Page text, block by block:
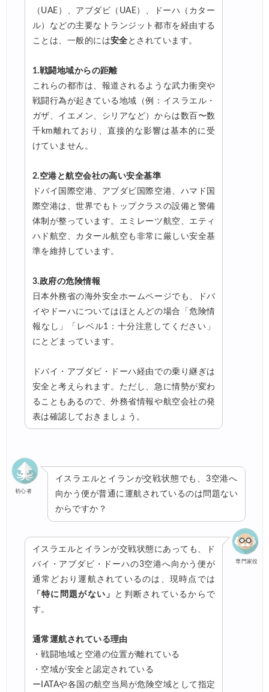
（UAE）、アブダビ（UAE）、ドーハ（カター
ル）などの主要なトランジット都市を経由する
ことは、一般的には安全 とされています。
1.戦闘地域からの距離
これらの都市は、報道されるような武力衝突や
戦闘行為が起きている地域（例：イスラエル・
ガザ、イエメン、シリアなど）からは数百〜数
千km離れており、直接的な影響は基本的に受
けていません。
2.空港と航空会社の高い安全基準
ドバイ国際空港、アブダビ国際空港、ハマド国
際空港は、世界でもトップクラスの設備と警備
体制が整っています。エミレーツ航空、エティ
ハド航空、カタール航空も非常に厳しい安全基
準を維持しています。
3.政府の危険情報
日本外務省の海外安全ホームページでも、ドバ
イやドーハについてはほとんどの場合「危険情
報なし」「レベル1：十分注意してください」
にとどまっています。
ドバイ・アブダビ・ドーハ経由での乗り継ぎは
安全と考えられます。ただし、急に情勢が変わ
ることもあるので、外務省情報や航空会社の発
表は確認しておきましょう。
初心者
イスラエルとイランが交戦状態でも、3空港へ
向かう便が普通に運航されているのは問題ない
からですか？
専門家役
イスラエルとイランが交戦状態にあっても、ド
バイ・アブダビ・ドーハの3空港へ向かう便が
通常どおり運航されているのは、現時点では
「特に問題がない」
と判断されているからで
す。
通常運航されている理由
・戦闘地域と空港の位置が離れている
・空域が安全と認定されている
ーIATAや各国の航空当局が危険空域として指定